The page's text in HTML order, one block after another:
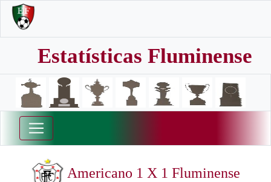
Estatísticas Fluminense
Americano 1 X 1 Fluminense